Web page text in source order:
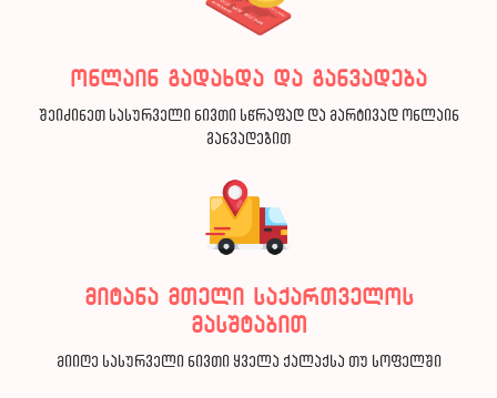
ონლაინ გადახდა და განვადება
შეიძინეთ სასურველი ნივთი სწრაფად და მარტივად ონლაინ
განვადებით
მიტანა მთელი საქართველოს
მასშტაბით
მიიღე სასურველი ნივთი ყველა ქალაქსა თუ სოფელში